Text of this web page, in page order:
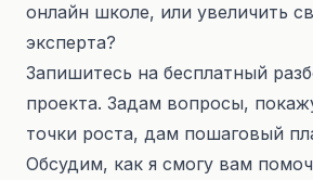
онлайн школе, или увеличить
эксперта?
Запишитесь на бесплатный
проекта. Задам вопросы,
точки роста, дам пошаговый
Обсудим, как я смогу вам